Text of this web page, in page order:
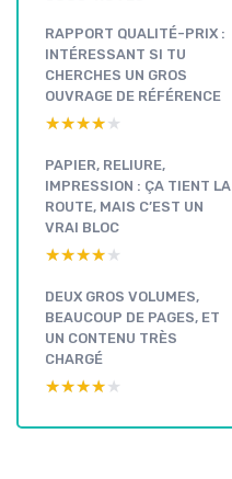
RAPPORT QUALITÉ-PRIX :
INTÉRESSANT SI TU
CHERCHES UN GROS
OUVRAGE DE RÉFÉRENCE
★★★★★
★★★★★
PAPIER, RELIURE,
IMPRESSION : ÇA TIENT LA
ROUTE, MAIS C’EST UN
VRAI BLOC
★★★★★
★★★★★
DEUX GROS VOLUMES,
BEAUCOUP DE PAGES, ET
UN CONTENU TRÈS
CHARGÉ
★★★★★
★★★★★